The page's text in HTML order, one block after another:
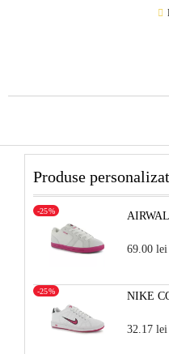
Produse
-25%
69.00 lei
NIKE
-25%
32.17 lei